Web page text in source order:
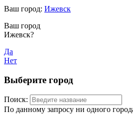
Ваш город: Ижевск
Ваш город
Ижевск?
Да
Нет
Выберите город
Поиск:
По данному запросу ни одного